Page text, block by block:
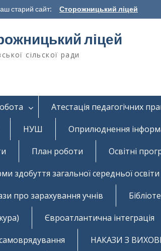
старий сайт: Сторожницький ліцей
ліцей
сільскої ради
Атестація педагогічних
НУШ
Оприлюднення
План роботи Освітні
здобуття загальної середньої освіти
про зарахування учнів
Євроатлантична інтеграція
НАКАЗИ З